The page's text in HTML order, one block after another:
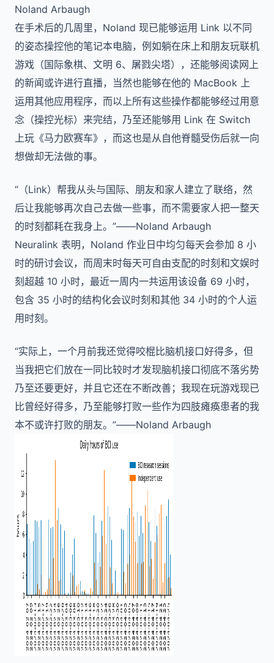
Noland Arbaugh
在手术后的几周里，Noland 现已能够运用 Link 以不同
的姿态操控他的笔记本电脑，例如躺在床上和朋友玩联机
游戏（国际象棋、文明 6、屠戮尖塔），还能够阅读网上
的新闻或许进行直播，当然也能够在他的 MacBook 上
运用其他应用程序，而以上所有这些操作都能够经过用意
念（操控光标）来完结，乃至还能够用 Link 在 Switch
上玩《马力欧赛车》，而这也是从自他脊髓受伤后就一向
想做却无法做的事。
“（Link）帮我从头与国际、朋友和家人建立了联络，然
后让我能够再次自己去做一些事，而不需要家人把一整天
的时刻都耗在我身上。”——Noland Arbaugh
Neuralink 表明，Noland 作业日中均匀每天会参加 8 小
时的研讨会议，而周末时每天可自由支配的时刻和文娱时
刻超越 10 小时，最近一周内一共运用该设备 69 小时，
包含 35 小时的结构化会议时刻和其他 34 小时的个人运
用时刻。
“实际上，一个月前我还觉得咬棍比脑机接口好得多，但
当我把它们放在一同比较时才发现脑机接口彻底不落劣势
乃至还要更好，并且它还在不断改善；我现在玩游戏现已
比曾经好得多，乃至能够打败一些作为四肢瘫痪患者的我
本不或许打败的朋友。”——Noland Arbaugh